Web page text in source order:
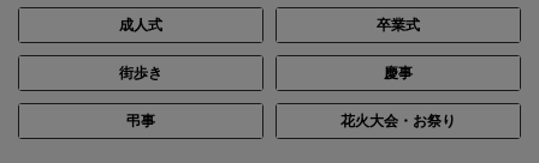
成人式 卒業式
街歩き 慶事
弔事 花火大会・お祭り